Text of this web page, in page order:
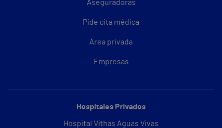
Aseguradoras
Pide cita médica
Área privada
Empresas
Hospitales Privados
Hospital Vithas Aguas Vivas